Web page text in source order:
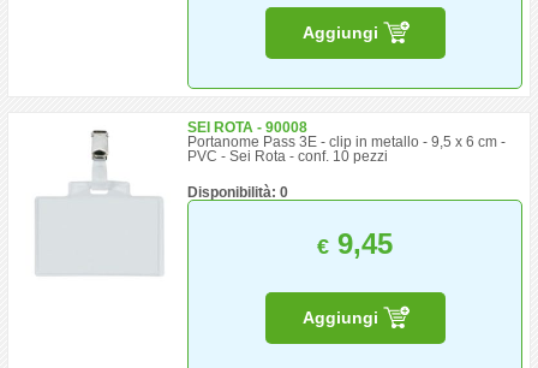
Aggiungi
SEI ROTA - 90008
Portanome Pass 3E - clip in metallo - 9,5 x 6 cm -
PVC - Sei Rota - conf. 10 pezzi
Disponibilità: 0
€ 9,45
Aggiungi